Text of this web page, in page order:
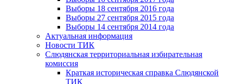
Выборы 18 сентября 2016 года
Выборы 27 сентября 2015 года
Выборы 14 сентября 2014 года
Актуальная информация
Новости ТИК
Слюдянская территориальная избирательная
комиссия
Краткая историческая справка Слюдянской
ТИК